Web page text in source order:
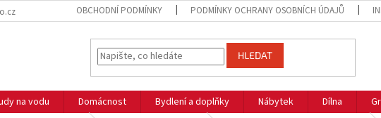
OBCHODNÍ PODMÍNKY PODMÍNKY OCHRANY OSOBNÍCH ÚDAJŮ
HLEDAT
na vodu Domácnost Bydlení a doplňky Nábytek Dílna